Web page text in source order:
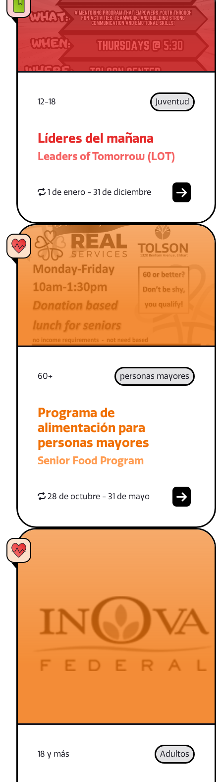
12-18 Juventud
Líderes del mañana
Leaders of Tomorrow (LOT)
1 de enero - 31 de diciembre
60+ personas mayores
Programa de
alimentación para
personas mayores
Senior Food Program
28 de octubre - 31 de mayo
18 y más Adultos